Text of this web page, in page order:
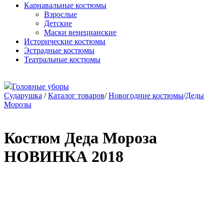
Карнавальные костюмы
Взрослые
Детские
Маски венецианские
Исторические костюмы
Эстрадные костюмы
Театральные костюмы
Головные уборы
Сударушка / Каталог товаров/ Новогодние костюмы/Деды
Морозы
Костюм Деда Мороза
НОВИНКА 2018